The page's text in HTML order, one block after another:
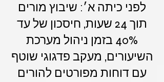
לפני כיתה א׳: שיבוץ מורים
תוך 24 שעות, חיסכון של עד
40% בזמן ניהול מערכת
השיעורים, מעקב פדגוגי שוטף
עם דוחות מפורטים להורים